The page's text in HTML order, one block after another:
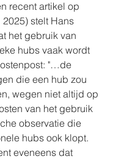
recent artikel op
stelt Hans
het gebruik van
hubs vaak wordt
"…de
die een hub zou
wegen niet altijd op
van het gebruik
observatie die
hubs ook klopt.
eveneens dat